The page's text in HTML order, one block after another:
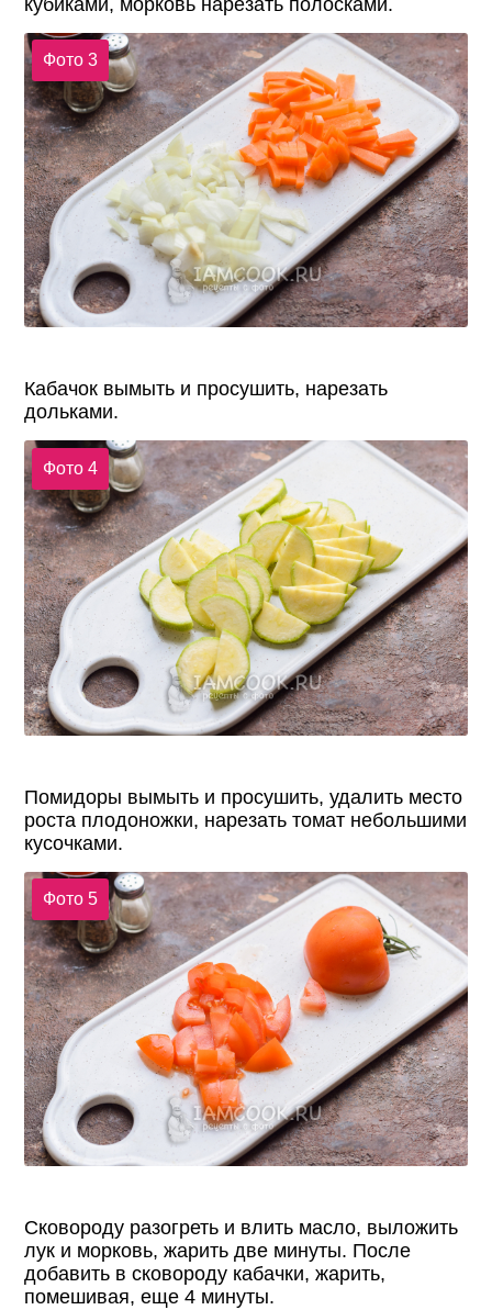
Фото 3
Кабачок вымыть и просушить, нарезать
дольками.
Фото 4
Помидоры вымыть и просушить, удалить место
роста плодоножки, нарезать томат небольшими
кусочками.
Фото 5
Сковороду разогреть и влить масло, выложить
лук и морковь, жарить две минуты. После
добавить в сковороду кабачки, жарить,
помешивая, еще 4 минуты.